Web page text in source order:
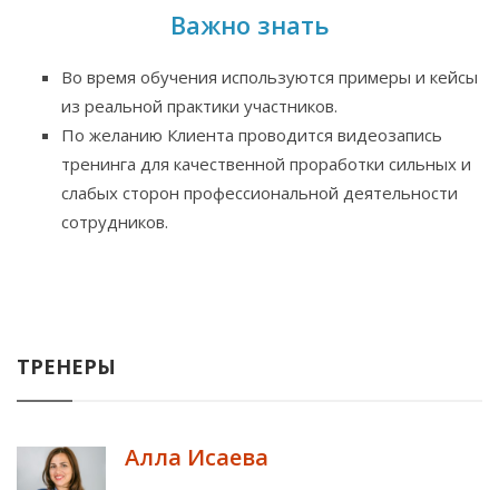
Важно знать
Во время обучения используются примеры и кейсы
из реальной практики участников.
По желанию Клиента проводится видеозапись
тренинга для качественной проработки сильных и
слабых сторон профессиональной деятельности
сотрудников.
ТРЕНЕРЫ
Алла Исаева